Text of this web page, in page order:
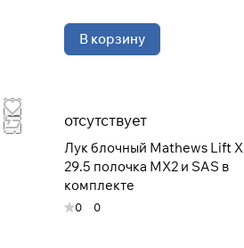
В корзину
отсутствует
Лук блочный Mathews Lift X
29.5 полочка MX2 и SAS в
комплекте
0 0